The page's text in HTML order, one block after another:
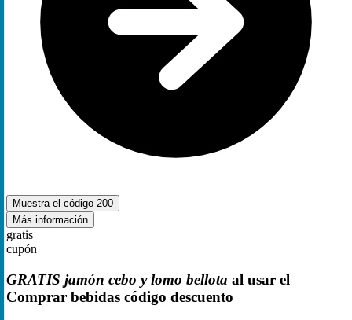
Muestra el código 200
Más información
gratis
cupón
GRATIS jamón cebo y lomo bellota al usar el
Comprar bebidas código descuento